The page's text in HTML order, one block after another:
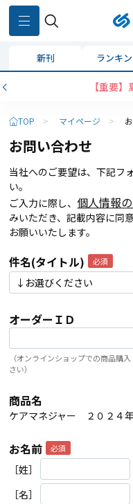
新刊 ランキ
【重要
TOP > マイページ >
お問い合わせ
当社へのご要望は、下記フ
い。
ご入力に際し、 個人情報
みいただき、記載内容に同
お願いいたします。
件名(タイトル)
オーダーＩＤ
（オンラインショップでの商品購
さい）
商品名
ケアマネジャー ２０２４
お名前
［姓］
［名］